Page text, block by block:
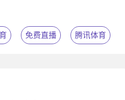
免费直播 腾讯体育